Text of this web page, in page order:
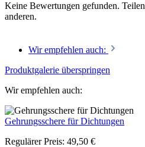
Keine Bewertungen gefunden.
anderen.
Wir empfehlen auch:
Produktgalerie überspringen
Wir empfehlen auch:
Gehrungsschere für Dichtungen
Regulärer Preis: 49,50 €